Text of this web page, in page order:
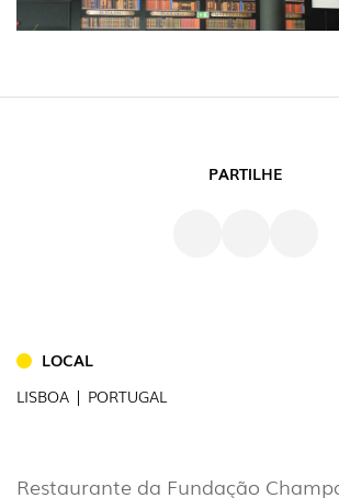
EXTERIOR
PARTILHE
LOCAL
LISBOA | PORTUGAL
Restaurante da Fundação